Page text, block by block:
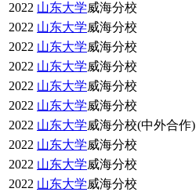
2022 山东大学威海分校
2022 山东大学威海分校
2022 山东大学威海分校
2022 山东大学威海分校
2022 山东大学威海分校
2022 山东大学威海分校
2022 山东大学威海分校(中外合作)
2022 山东大学威海分校
2022 山东大学威海分校
2022 山东大学威海分校